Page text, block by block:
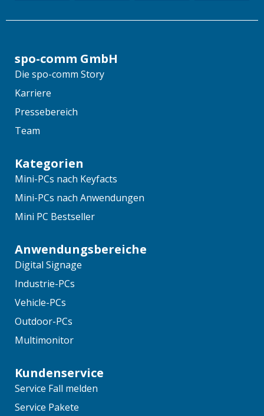
spo-comm GmbH
Die spo-comm Story
Karriere
Pressebereich
Team
Kategorien
Mini-PCs nach Keyfacts
Mini-PCs nach Anwendungen
Mini PC Bestseller
Anwendungsbereiche
Digital Signage
Industrie-PCs
Vehicle-PCs
Outdoor-PCs
Multimonitor
Kundenservice
Service Fall melden
Service Pakete